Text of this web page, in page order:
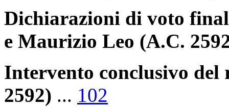
Dichiarazioni di voto
e Maurizio Leo (A.C.
Intervento conclusivo
2592) ... 102